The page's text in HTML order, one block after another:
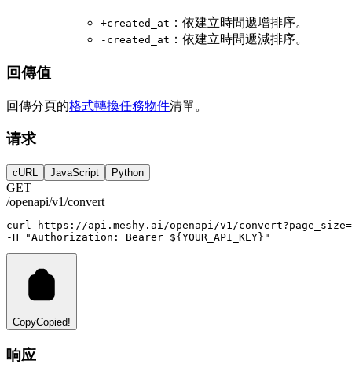
+created_at ：依建立時間遞增排序。
-created_at ：依建立時間遞減排序。
回傳值
回傳分頁的格式轉換任務物件清單。
请求
cURL JavaScript Python
GET
/openapi/v1/convert
curl
https://api.meshy.ai/openapi/v1/convert?page_size=
-H
"Authorization: Bearer ${YOUR_API_KEY}"
CopyCopied!
响应